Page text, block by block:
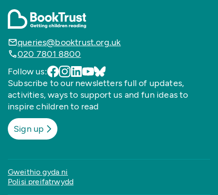
queries@booktrust.org.uk
020 7801 8800
Follow us:
Subscribe to our newsletters full of updates,
activities, ways to support us and fun ideas to
inspire children to read
Sign up
Gweithio gyda ni
Polisi preifatrwydd